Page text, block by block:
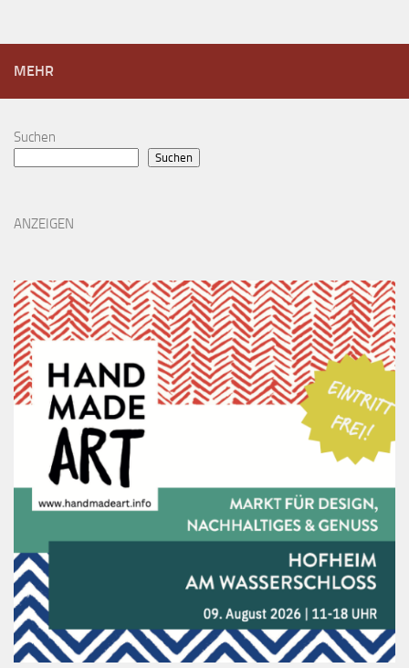
MEHR
Suchen
Suchen
ANZEIGEN